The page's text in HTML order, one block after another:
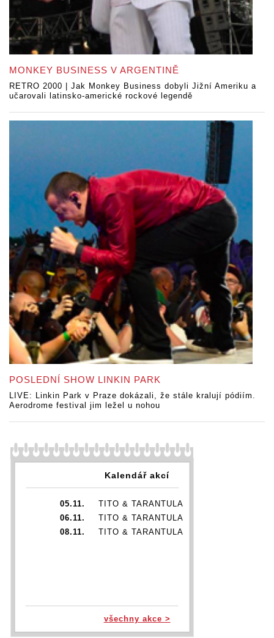
MONKEY BUSINESS V ARGENTINĚ
RETRO 2000 | Jak Monkey Business dobyli Jižní Ameriku a
učarovali latinsko-americké rockové legendě
POSLEDNÍ SHOW LINKIN PARK
LIVE: Linkin Park v Praze dokázali, že stále kralují pódiím.
Aerodrome festival jim ležel u nohou
Kalendář akcí
05.11.
TITO & TARANTULA
06.11.
TITO & TARANTULA
08.11.
TITO & TARANTULA
všechny akce >